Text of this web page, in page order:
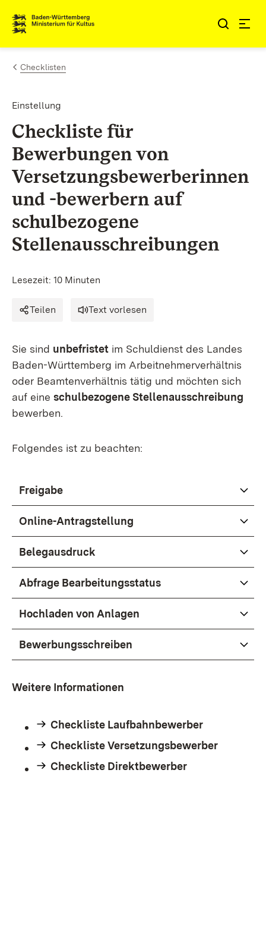
Zum Inhalt springen
Link zur Startseite
Checklisten
Einstellung
Checkliste für
Bewerbungen von
Versetzungsbewerberinnen
und -bewerbern auf
schulbezogene
Stellenausschreibungen
Lesezeit: 10 Minuten
Teilen Text vorlesen
Sie sind unbefristet im Schuldienst des Landes
Baden-Württemberg im Arbeitnehmerverhältnis
oder Beamtenverhältnis tätig und möchten sich
auf eine schulbezogene Stellenausschreibung
bewerben.
Folgendes ist zu beachten:
Freigabe
Online-Antragstellung
Belegausdruck
Abfrage Bearbeitungsstatus
Hochladen von Anlagen
Bewerbungsschreiben
Weitere Informationen
Checkliste Laufbahnbewerber
Checkliste Versetzungsbewerber
Checkliste Direktbewerber